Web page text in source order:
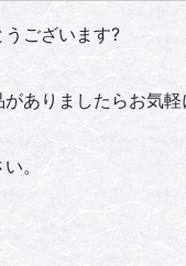
ございます?
ありましたらお気
。